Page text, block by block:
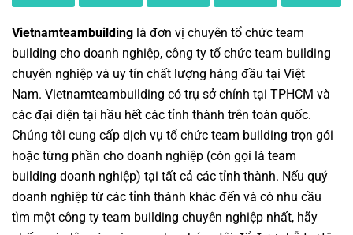
Vietnamteambuilding là đơn vị chuyên tổ chức team
building cho doanh nghiệp, công ty tổ chức team building
chuyên nghiệp và uy tín chất lượng hàng đầu tại Việt
Nam. Vietnamteambuilding có trụ sở chính tại TPHCM và
các đại diện tại hầu hết các tỉnh thành trên toàn quốc.
Chúng tôi cung cấp dịch vụ tổ chức team building trọn gói
hoặc từng phần cho doanh nghiệp (còn gọi là team
building doanh nghiệp) tại tất cả các tỉnh thành. Nếu quý
doanh nghiệp từ các tỉnh thành khác đến và có nhu cầu
tìm một công ty team building chuyên nghiệp nhất, hãy